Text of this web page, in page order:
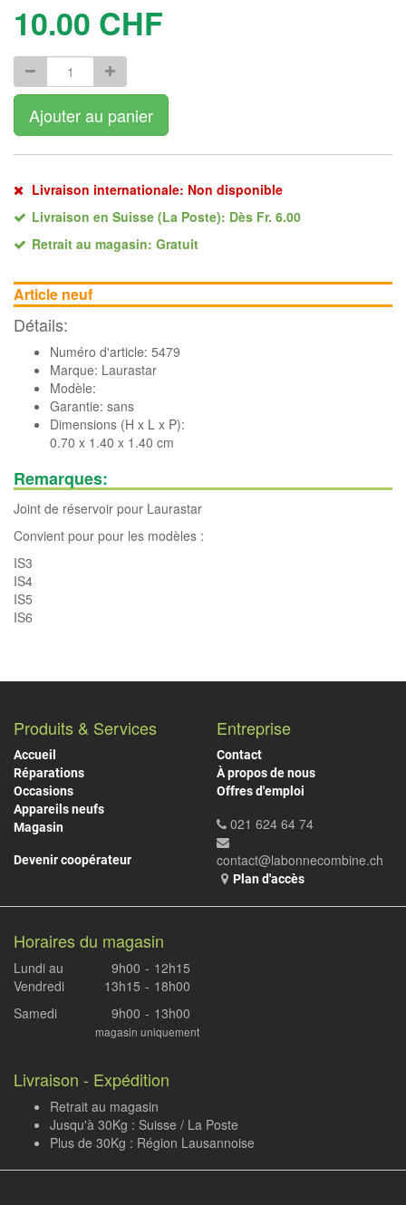
10.00 CHF
Ajouter au panier
Livraison internationale: Non disponible
Livraison en Suisse (La Poste): Dès Fr. 6.00
Retrait au magasin: Gratuit
Article neuf
Détails:
Numéro d'article: 5479
Marque: Laurastar
Modèle:
Garantie: sans
Dimensions (H x L x P):
0.70 x 1.40 x 1.40 cm
Remarques:
Joint de réservoir pour Laurastar
Convient pour pour les modèles :
IS3
IS4
IS5
IS6
Produits & Services
Accueil
Réparations
Occasions
Appareils neufs
Magasin
Devenir coopérateur
Entreprise
Contact
À propos de nous
Offres d'emploi
021 624 64 74
contact@labonnecombine.ch
Plan d'accès
Horaires du magasin
Lundi au
Vendredi
9h00
13h15
-
-
12h15
18h00
Samedi
9h00 - 13h00
magasin uniquement
Livraison - Expédition
Retrait au magasin
Jusqu'à 30Kg : Suisse / La Poste
Plus de 30Kg : Région Lausannoise